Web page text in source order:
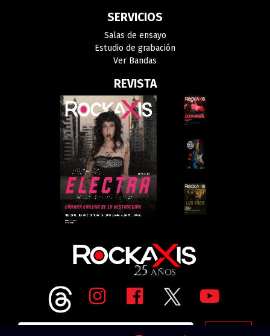
SERVICIOS
Salas de ensayo
Estudio de grabación
Ver Bandas
REVISTA